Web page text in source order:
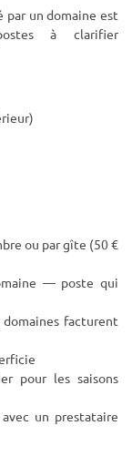
par un domaine est
à clarifier
ou par gîte (50 €
— poste qui
facturent
pour les saisons
un prestataire